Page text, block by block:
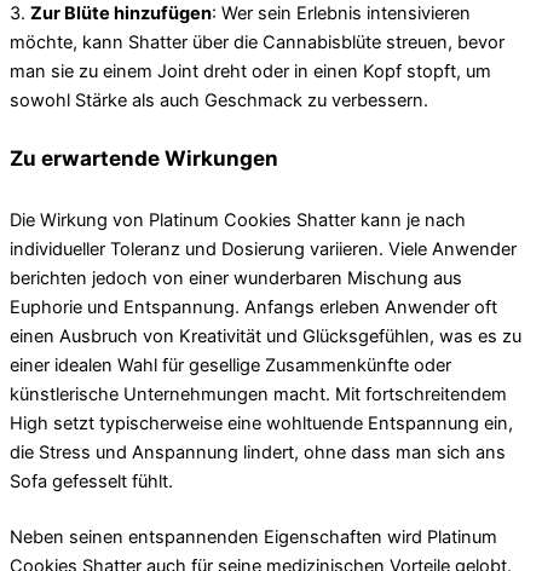
3. Zur Blüte hinzufügen: Wer sein Erlebnis intensivieren
möchte, kann Shatter über die Cannabisblüte streuen, bevor
man sie zu einem Joint dreht oder in einen Kopf stopft, um
sowohl Stärke als auch Geschmack zu verbessern.
Zu erwartende Wirkungen
Die Wirkung von Platinum Cookies Shatter kann je nach
individueller Toleranz und Dosierung variieren. Viele Anwender
berichten jedoch von einer wunderbaren Mischung aus
Euphorie und Entspannung. Anfangs erleben Anwender oft
einen Ausbruch von Kreativität und Glücksgefühlen, was es zu
einer idealen Wahl für gesellige Zusammenkünfte oder
künstlerische Unternehmungen macht. Mit fortschreitendem
High setzt typischerweise eine wohltuende Entspannung ein,
die Stress und Anspannung lindert, ohne dass man sich ans
Sofa gefesselt fühlt.
Neben seinen entspannenden Eigenschaften wird Platinum
Cookies Shatter auch für seine medizinischen Vorteile gelobt.